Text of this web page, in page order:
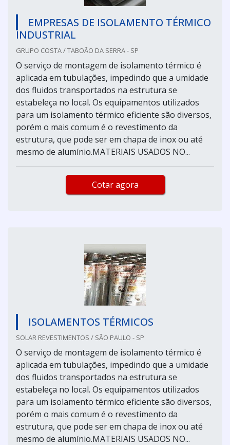
EMPRESAS DE ISOLAMENTO TÉRMICO
INDUSTRIAL
GRUPO COSTA / TABOÃO DA SERRA - SP
O serviço de montagem de isolamento térmico é
aplicada em tubulações, impedindo que a umidade
dos fluidos transportados na estrutura se
estabeleça no local. Os equipamentos utilizados
para um isolamento térmico eficiente são diversos,
porém o mais comum é o revestimento da
estrutura, que pode ser em chapa de inox ou até
mesmo de alumínio.MATERIAIS USADOS NO...
Cotar agora
ISOLAMENTOS TÉRMICOS
SOLAR REVESTIMENTOS / SÃO PAULO - SP
O serviço de montagem de isolamento térmico é
aplicada em tubulações, impedindo que a umidade
dos fluidos transportados na estrutura se
estabeleça no local. Os equipamentos utilizados
para um isolamento térmico eficiente são diversos,
porém o mais comum é o revestimento da
estrutura, que pode ser em chapa de inox ou até
mesmo de alumínio.MATERIAIS USADOS NO...